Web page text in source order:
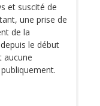
et suscité de
une prise de
de la
le début
aucune